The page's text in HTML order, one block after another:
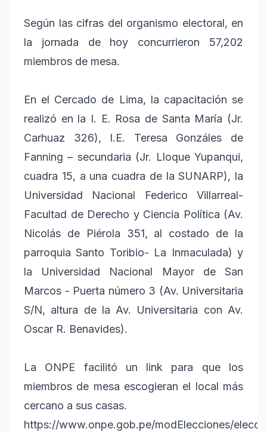
Según las cifras del organismo electoral, en
la jornada de hoy concurrieron 57,202
miembros de mesa.
En el Cercado de Lima, la capacitación se
realizó en la I. E. Rosa de Santa María (Jr.
Carhuaz 326), I.E. Teresa Gonzáles de
Fanning – secundaria (Jr. Lloque Yupanqui,
cuadra 15, a una cuadra de la SUNARP), la
Universidad Nacional Federico Villarreal-
Facultad de Derecho y Ciencia Política (Av.
Nicolás de Piérola 351, al costado de la
parroquia Santo Toribio- La Inmaculada) y
la Universidad Nacional Mayor de San
Marcos - Puerta número 3 (Av. Universitaria
S/N, altura de la Av. Universitaria con Av.
Oscar R. Benavides).
La ONPE facilitó un link para que los
miembros de mesa escogieran el local más
cercano a sus casas.
https://www.onpe.gob.pe/modElecciones/